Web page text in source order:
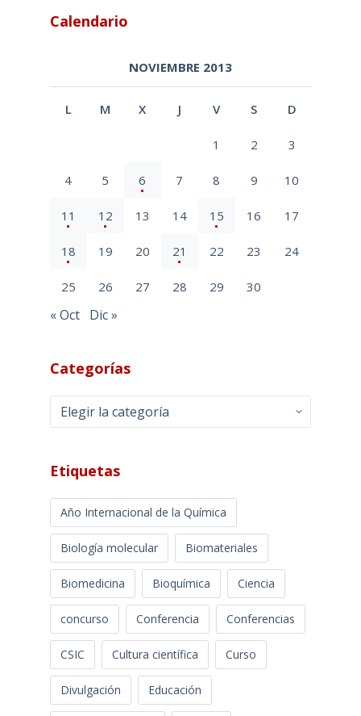
Calendario
NOVIEMBRE 2013
L M X J V S D
1 2 3
4 5 6 7 8 9 10
11 12 13 14 15 16 17
18 19 20 21 22 23 24
25 26 27 28 29 30
« Oct Dic »
Categorías
Categorías
Etiquetas
Año Internacional de la Química
Biología molecular Biomateriales
Biomedicina Bioquímica Ciencia
concurso Conferencia Conferencias
CSIC Cultura científica Curso
Divulgación Educación